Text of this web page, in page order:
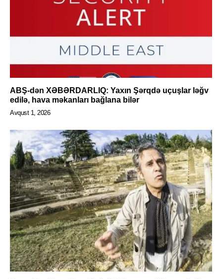
ABŞ-dən XƏBƏRDARLIQ: Yaxın Şərqdə uçuşlar ləğv
edilə, hava məkanları bağlana bilər
Avqust 1, 2026